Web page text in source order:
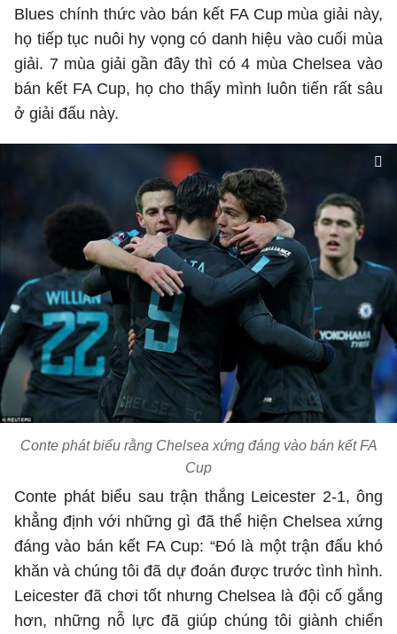
Blues chính thức vào bán kết FA Cup mùa giải này,
họ tiếp tục nuôi hy vọng có danh hiệu vào cuối mùa
giải. 7 mùa giải gần đây thì có 4 mùa Chelsea vào
bán kết FA Cup, họ cho thấy mình luôn tiến rất sâu
ở giải đấu này.
Conte phát biểu rằng Chelsea xứng đáng vào bán kết FA
Cup
Conte phát biểu sau trận thắng Leicester 2-1, ông
khẳng định với những gì đã thể hiện Chelsea xứng
đáng vào bán kết FA Cup: “Đó là một trận đấu khó
khăn và chúng tôi đã dự đoán được trước tình hình.
Leicester đã chơi tốt nhưng Chelsea là đội cố gắng
hơn, những nỗ lực đã giúp chúng tôi giành chiến